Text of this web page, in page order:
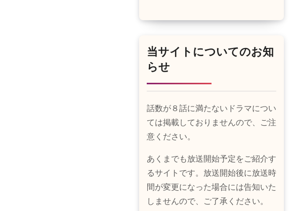
当サイトについてのお知
らせ
話数が８話に満たないドラマについ
ては掲載しておりませんので、ご注
意ください。
あくまでも放送開始予定をご紹介す
るサイトです。放送開始後に放送時
間が変更になった場合には告知いた
しませんので、ご了承ください。